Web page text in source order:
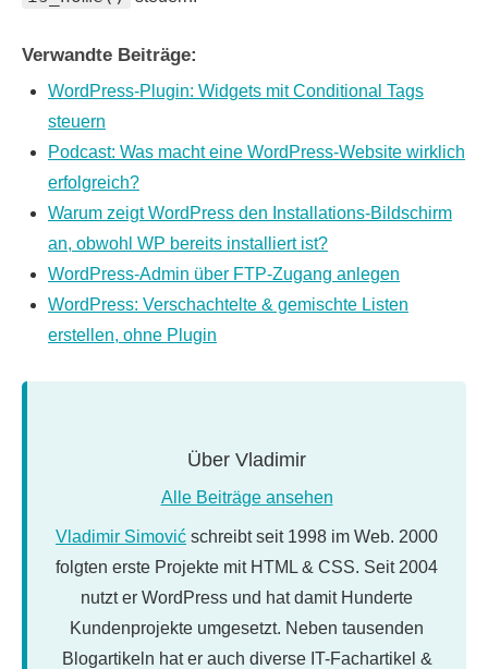
Verwandte Beiträge:
WordPress-Plugin: Widgets mit Conditional Tags
steuern
Podcast: Was macht eine WordPress-Website wirklich
erfolgreich?
Warum zeigt WordPress den Installations-Bildschirm
an, obwohl WP bereits installiert ist?
WordPress-Admin über FTP-Zugang anlegen
WordPress: Verschachtelte & gemischte Listen
erstellen, ohne Plugin
Über Vladimir
Alle Beiträge ansehen
Vladimir Simović schreibt seit 1998 im Web. 2000
folgten erste Projekte mit HTML & CSS. Seit 2004
nutzt er WordPress und hat damit Hunderte
Kundenprojekte umgesetzt. Neben tausenden
Blogartikeln hat er auch diverse IT-Fachartikel &